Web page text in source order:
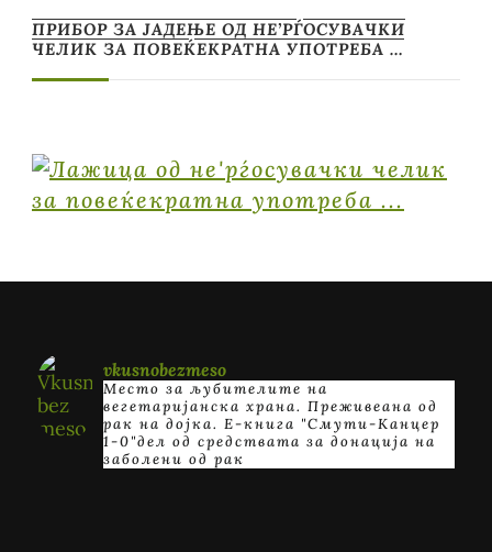
ПРИБОР ЗА ЈАДЕЊЕ ОД НЕ’РЃОСУВАЧКИ
ЧЕЛИК ЗА ПОВЕЌЕКРАТНА УПОТРЕБА …
vkusnobezmeso
Место за љубителите на
вегетаријанска храна. Преживеана од
рак на дојка. E-книга "Смути-Канцер
1-0"дел од средствата за донација на
заболени од рак